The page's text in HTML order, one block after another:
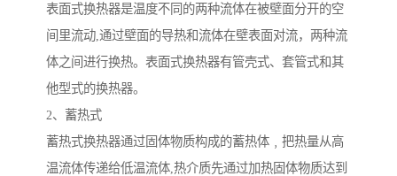
表面式换热器是温度不同的两种流体在被壁面分开的空
间里流动,通过壁面的导热和流体在壁表面对流，两种流
体之间进行换热。表面式换热器有管壳式、套管式和其
他型式的换热器。
2、蓄热式
蓄热式换热器通过固体物质构成的蓄热体﹐把热量从高
温流体传递给低温流体,热介质先通过加热固体物质达到